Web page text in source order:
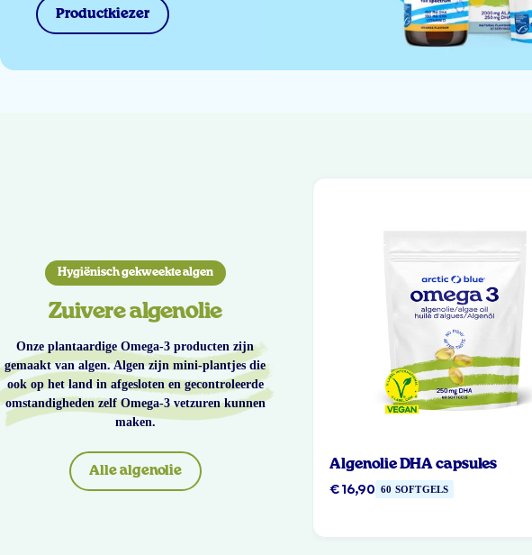
Productkiezer
Hygiënisch gekweekte algen
Zuivere algenolie
Onze plantaardige Omega-3 producten zijn
gemaakt van algen. Algen zijn mini-plantjes die
ook op het land in afgesloten en gecontroleerde
omstandigheden zelf Omega-3 vetzuren kunnen
maken.
Alle algenolie Algenolie DHA capsules
€ 16,90 60 SOFTGELS